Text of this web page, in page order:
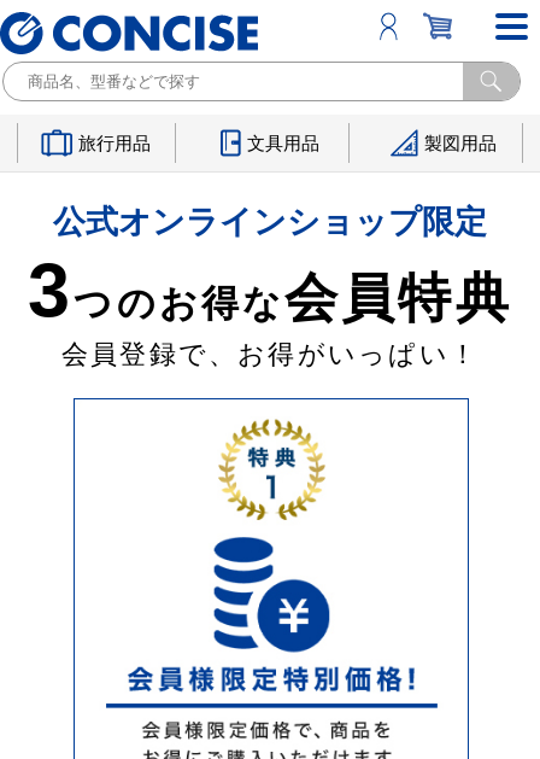
旅行用品 文具用品 製図用品
公式オンラインショップ限定
3つのお得な会員特典
会員登録で、お得がいっぱい！